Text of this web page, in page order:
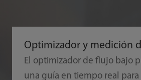
Optimizador y medición
El optimizador de flujo bajo
una guía en tiempo real para